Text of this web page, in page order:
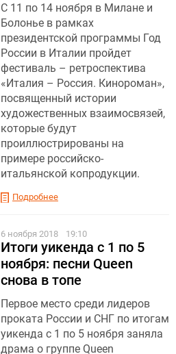
С 11 по 14 ноября в Милане и
Болонье в рамках
президентской программы Год
России в Италии пройдет
фестиваль – ретроспектива
«Италия – Россия. Кинороман»,
посвященный истории
художественных взаимосвязей,
которые будут
проиллюстрированы на
примере российско-
итальянской копродукции.
Подробнее
6 ноября 2018 19:10
Итоги уикенда с 1 по 5
ноября: песни Queen
снова в топе
Первое место среди лидеров
проката России и СНГ по итогам
уикенда с 1 по 5 ноября заняла
драма о группе Queen